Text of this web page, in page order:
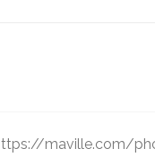
maville.com/